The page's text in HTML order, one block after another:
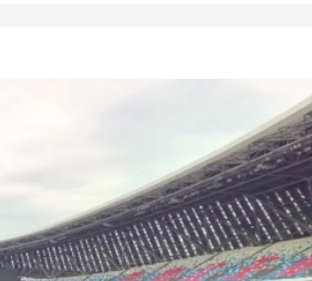
走出去
智能+」打造中國智造首發平台